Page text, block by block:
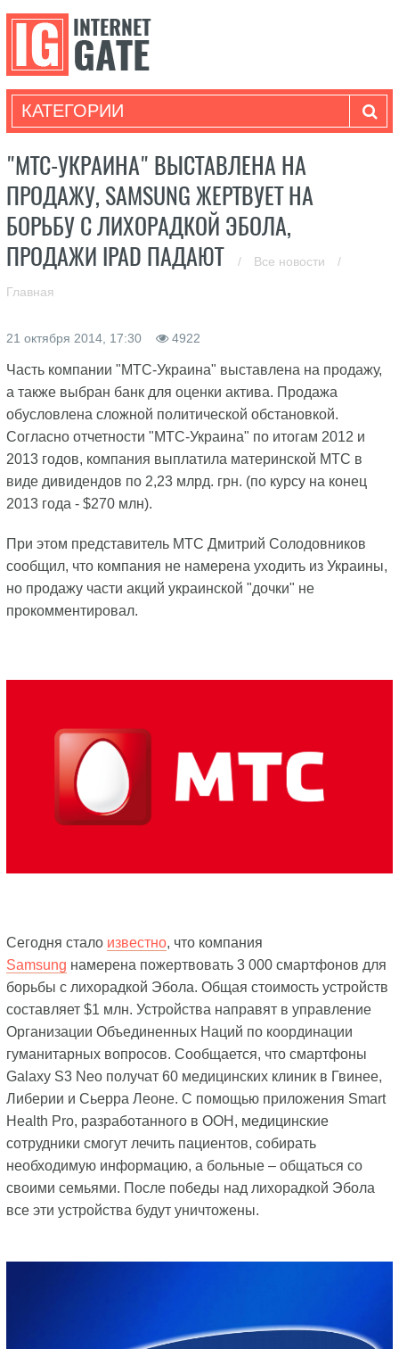
КАТЕГОРИИ
"МТС-УКРАИНА" ВЫСТАВЛЕНА НА
ПРОДАЖУ, SAMSUNG ЖЕРТВУЕТ НА
БОРЬБУ С ЛИХОРАДКОЙ ЭБОЛА,
ПРОДАЖИ IPAD ПАДАЮТ
/ Все новости /
Главная
21 октября 2014, 17:30 4922
Часть компании "МТС-Украина" выставлена на продажу,
а также выбран банк для оценки актива. Продажа
обусловлена сложной политической обстановкой.
Согласно отчетности "МТС-Украина" по итогам 2012 и
2013 годов, компания выплатила материнской МТС в
виде дивидендов по 2,23 млрд. грн. (по курсу на конец
2013 года - $270 млн).
При этом представитель МТС Дмитрий Солодовников
сообщил, что компания не намерена уходить из Украины,
но продажу части акций украинской "дочки" не
прокомментировал.
Сегодня стало известно, что компания
Samsung намерена пожертвовать 3 000 смартфонов для
борьбы с лихорадкой Эбола. Общая стоимость устройств
составляет $1 млн. Устройства направят в управление
Организации Объединенных Наций по координации
гуманитарных вопросов. Сообщается, что смартфоны
Galaxy S3 Neo получат 60 медицинских клиник в Гвинее,
Либерии и Сьерра Леоне. С помощью приложения Smart
Health Pro, разработанного в ООН, медицинские
сотрудники смогут лечить пациентов, собирать
необходимую информацию, а больные – общаться со
своими семьями. После победы над лихорадкой Эбола
все эти устройства будут уничтожены.